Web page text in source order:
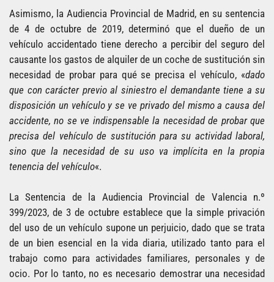
Asimismo, la Audiencia Provincial de Madrid, en su sentencia
de 4 de octubre de 2019, determinó que el dueño de un
vehículo accidentado tiene derecho a percibir del seguro del
causante los gastos de alquiler de un coche de sustitución sin
necesidad de probar para qué se precisa el vehículo, «dado
que con carácter previo al siniestro el demandante tiene a su
disposición un vehículo y se ve privado del mismo a causa del
accidente, no se ve indispensable la necesidad de probar que
precisa del vehículo de sustitución para su actividad laboral,
sino que la necesidad de su uso va implícita en la propia
tenencia del vehículo«.
La Sentencia de la Audiencia Provincial de Valencia n.º
399/2023, de 3 de octubre establece que la simple privación
del uso de un vehículo supone un perjuicio, dado que se trata
de un bien esencial en la vida diaria, utilizado tanto para el
trabajo como para actividades familiares, personales y de
ocio. Por lo tanto, no es necesario demostrar una necesidad